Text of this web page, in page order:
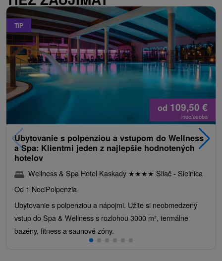
TIP
od 109,50 €
/noc/osoba
Ubytovanie s polpenziou a vstupom do Wellness
a Spa: Klientmi jeden z najlepšie hodnotených
hotelov
Wellness & Spa Hotel Kaskady ★★★★ Sliač - Sielnica
Od 1 NociPolpenzia
Ubytovanie s polpenziou a nápojmi. Užite si neobmedzený
vstup do Spa & Wellness s rozlohou 3000 m², termálne
bazény, fitness a saunové zóny.